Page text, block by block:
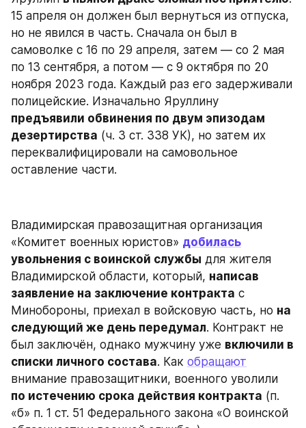
15 апреля он должен был вернуться из отпуска,
но не явился в часть. Сначала он был в
самоволке с 16 по 29 апреля, затем — со 2 мая
по 13 сентября, а потом — с 9 октября по 20
ноября 2023 года. Каждый раз его задерживали
предъявили обвинения по двум эпизодам
дезертирства (ч. 3 ст. 338 УК), но затем их
переквалифицировали на самовольное
оставление части.
Владимирская правозащитная организация
«Комитет военных юристов» добилась
увольнения с воинской службы для жителя
Владимирской области, который, написав
заявление на заключение контракта с
Минобороны, приехал в войсковую часть, но на
следующий же день передумал. Контракт не
был заключён, однако мужчину уже включили в
списки личного состава. Как обращают
по истечению срока действия контракта (п.
«б» п. 1 ст. 51 Федерального закона «О воинской